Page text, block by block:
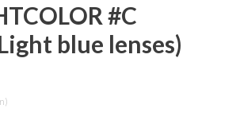
#C
blue lenses)